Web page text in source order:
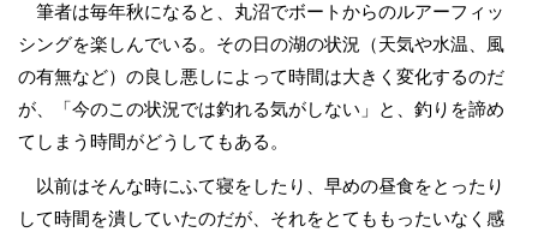
筆者は毎年秋になると、丸沼でボートからのルアーフィッ
シングを楽しんでいる。その日の湖の状況（天気や水温、風
の有無など）の良し悪しによって時間は大きく変化するのだ
が、「今のこの状況では釣れる気がしない」と、釣りを諦め
てしまう時間がどうしてもある。
以前はそんな時にふて寝をしたり、早めの昼食をとったり
して時間を潰していたのだが、それをとてももったいなく感